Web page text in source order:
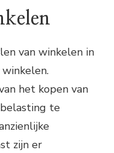
van winkelen in
het kopen van
te
zijn er